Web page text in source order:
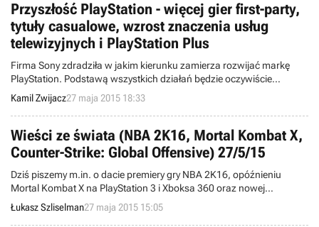
Przyszłość PlayStation - więcej gier first-party,
tytuły casualowe, wzrost znaczenia usług
telewizyjnych i PlayStation Plus
Firma Sony zdradziła w jakim kierunku zamierza rozwijać markę
PlayStation. Podstawą wszystkich działań będzie oczywiście
niesamowicie popularne PlayStation 4, które doczeka się większej
ilości gier (zarówno tych dla wymagających graczy, jak i dla casuali),
bogatszej oferty PlayStation Plus oraz rozwoju usług telewizyjnych i
muzycznych.
Kamil Zwijacz27 maja 2015 18:33
Wieści ze świata (NBA 2K16, Mortal Kombat X,
Counter-Strike: Global Offensive) 27/5/15
Dziś piszemy m.in. o dacie premiery gry NBA 2K16, opóźnieniu
Mortal Kombat X na PlayStation 3 i Xboksa 360 oraz nowej
zawartości w Counter-Strike: Global Offensive. Witajcie w wieściach
ze świata - codziennej porcji krótkich wiadomości.
Łukasz Szliselman27 maja 2015 15:05